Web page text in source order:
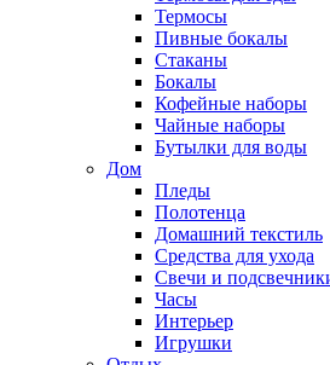
Термосы
Пивные бокалы
Стаканы
Бокалы
Кофейные наборы
Чайные наборы
Бутылки для воды
Дом
Пледы
Полотенца
Домашний текстиль
Средства для ухода
Свечи и
Часы
Интерьер
Игрушки